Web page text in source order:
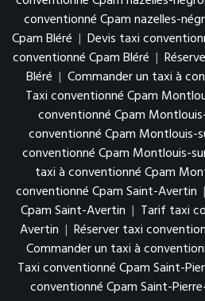
conventionné Cpam nazelles-
Cpam Bléré | Devis taxi
conventionné Cpam Bléré |
Bléré | Commander un taxi à
Taxi conventionné Cpam
conventionné Cpam
conventionné Cpam Montlouis-
conventionné Cpam Montlouis-
taxi à conventionné Cpam
conventionné Cpam Saint-Avertin |
Cpam Saint-Avertin | Tarif taxi
Avertin | Réserver taxi
Commander un taxi à
Taxi conventionné Cpam Saint-
conventionné Cpam Saint-